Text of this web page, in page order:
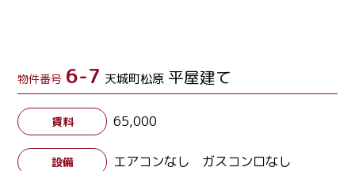
物件番号 6-7 天城町松原 平屋建て
賃料 65,000
設備 エアコンなし ガスコンロなし